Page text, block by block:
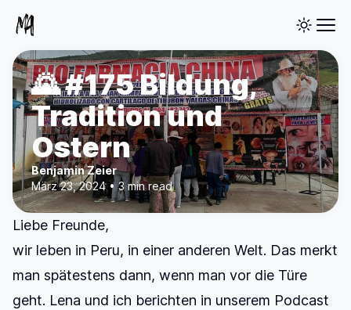
🌄 #175 Bildung,
Tradition und
Ostern
Benjamin Zeier
März 23, 2024 • 3 min read
Liebe Freunde,
wir leben in Peru, in einer anderen Welt. Das merkt
man spätestens dann, wenn man vor die Türe
geht. Lena und ich berichten in unserem Podcast